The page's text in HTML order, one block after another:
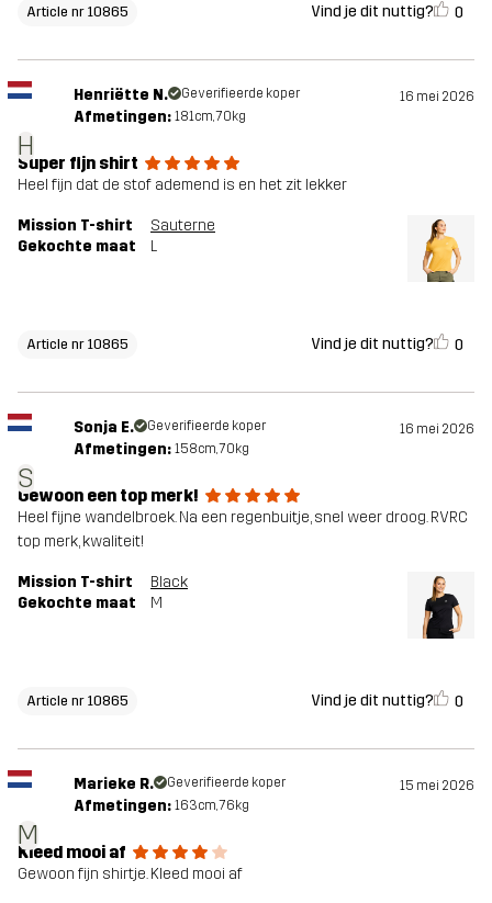
Article nr 10865 Vind je dit nuttig? 0
H
Henriëtte N. Geverifieerde koper 16 mei 2026
Afmetingen: 181cm, 70kg
Super fijn shirt
Heel fijn dat de stof ademend is en het zit lekker
Mission T-shirt
Sauterne
Gekochte maat
L
Article nr 10865 Vind je dit nuttig? 0
S
Sonja E. Geverifieerde koper 16 mei 2026
Afmetingen: 158cm, 70kg
Gewoon een top merk!
Heel fijne wandelbroek. Na een regenbuitje, snel weer droog. RVRC
top merk, kwaliteit!
Mission T-shirt
Black
Gekochte maat
M
Article nr 10865 Vind je dit nuttig? 0
M
Marieke R. Geverifieerde koper 15 mei 2026
Afmetingen: 163cm, 76kg
Kleed mooi af
Gewoon fijn shirtje. Kleed mooi af